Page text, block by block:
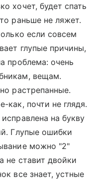
хочет, будет спать
раньше не ляжет.
если совсем
глупые причины,
проблема: очень
вещам.
растрепанные.
как, почти не глядя.
на букву
Глупые ошибки
можно "2"
не ставит двойки
все знает, устные